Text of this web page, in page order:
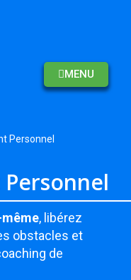
MENU
Personnel
même, libérez
obstacles et
de